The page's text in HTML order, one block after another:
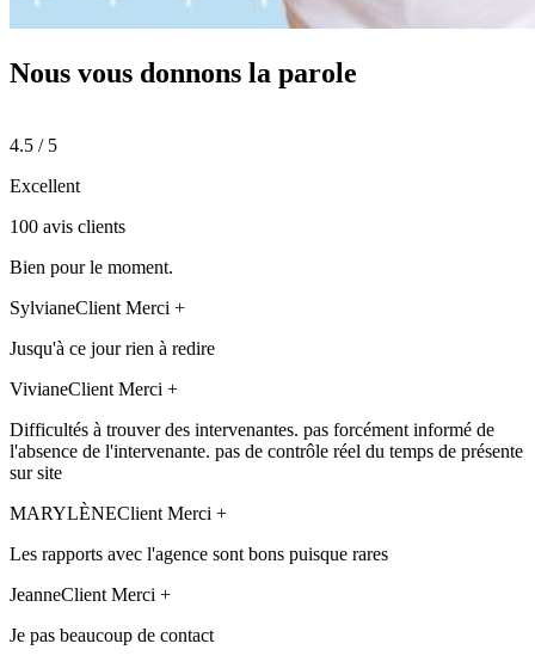
Nous vous donnons la parole
4.5 / 5
Excellent
100 avis clients
Bien pour le moment.
SylvianeClient Merci +
Jusqu'à ce jour rien à redire
VivianeClient Merci +
Difficultés à trouver des intervenantes. pas forcément informé de
l'absence de l'intervenante. pas de contrôle réel du temps de présente
sur site
MARYLÈNEClient Merci +
Les rapports avec l'agence sont bons puisque rares
JeanneClient Merci +
Je pas beaucoup de contact